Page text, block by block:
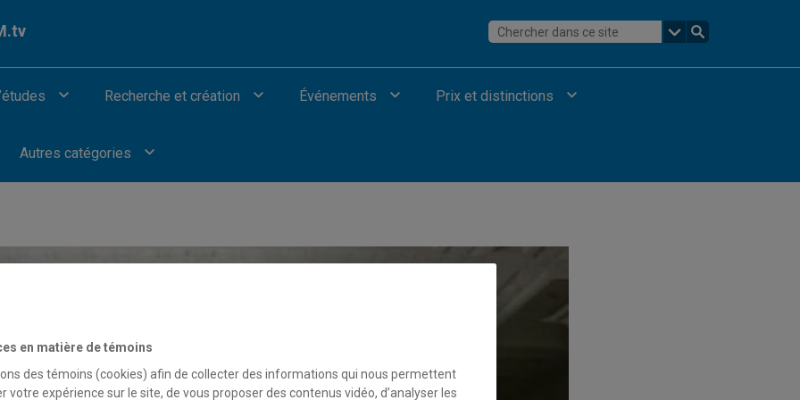
Recherche et création Événements Prix et distinctions
Autres catégories
en matière de témoins
des témoins (cookies) afin de collecter des informations qui nous permettent
votre expérience sur le site, de vous proposer des contenus vidéo, d’analyser les